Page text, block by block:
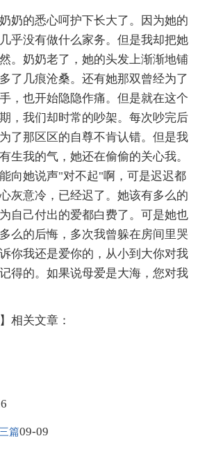
的悉心呵护下长大了。因为她的
乎没有做什么家务。但是我却把她
。奶奶老了，她的头发上渐渐地铺
了几痕沧桑。还有她那双曾经为了
，也开始隐隐作痛。但是就在这个
，我们却时常的吵架。每次吵完后
了那区区的自尊不肯认错。但是我
生我的气，她还在偷偷的关心我。
向她说声"对不起"啊，可是迟迟都
灰意冷，已经迟了。她该有多么的
自己付出的爱都白费了。可是她也
么的后悔，多次我曾躲在房间里哭
你我还是爱你的，从小到大你对我
得的。如果说母爱是大海，您对我
相关文章：
篇09-09